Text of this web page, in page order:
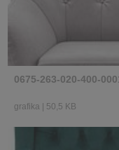
0675-263-020-400-
grafika 50,5 KB